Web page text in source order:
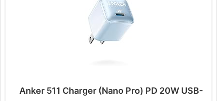
Anker 511 Charger (Nano Pro) PD 20W USB-